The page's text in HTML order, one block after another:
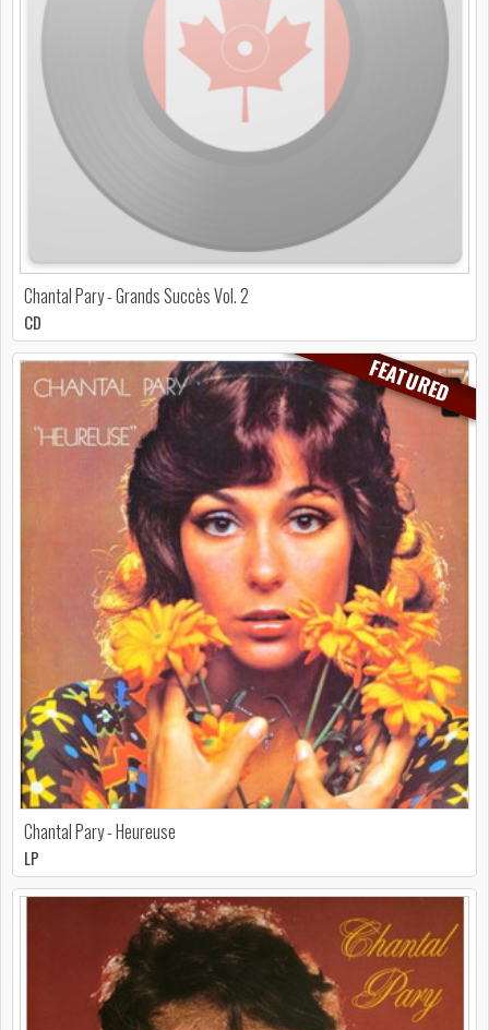
Chantal Pary - Grands Succès Vol. 2
CD
FEATURED
Chantal Pary - Heureuse
LP